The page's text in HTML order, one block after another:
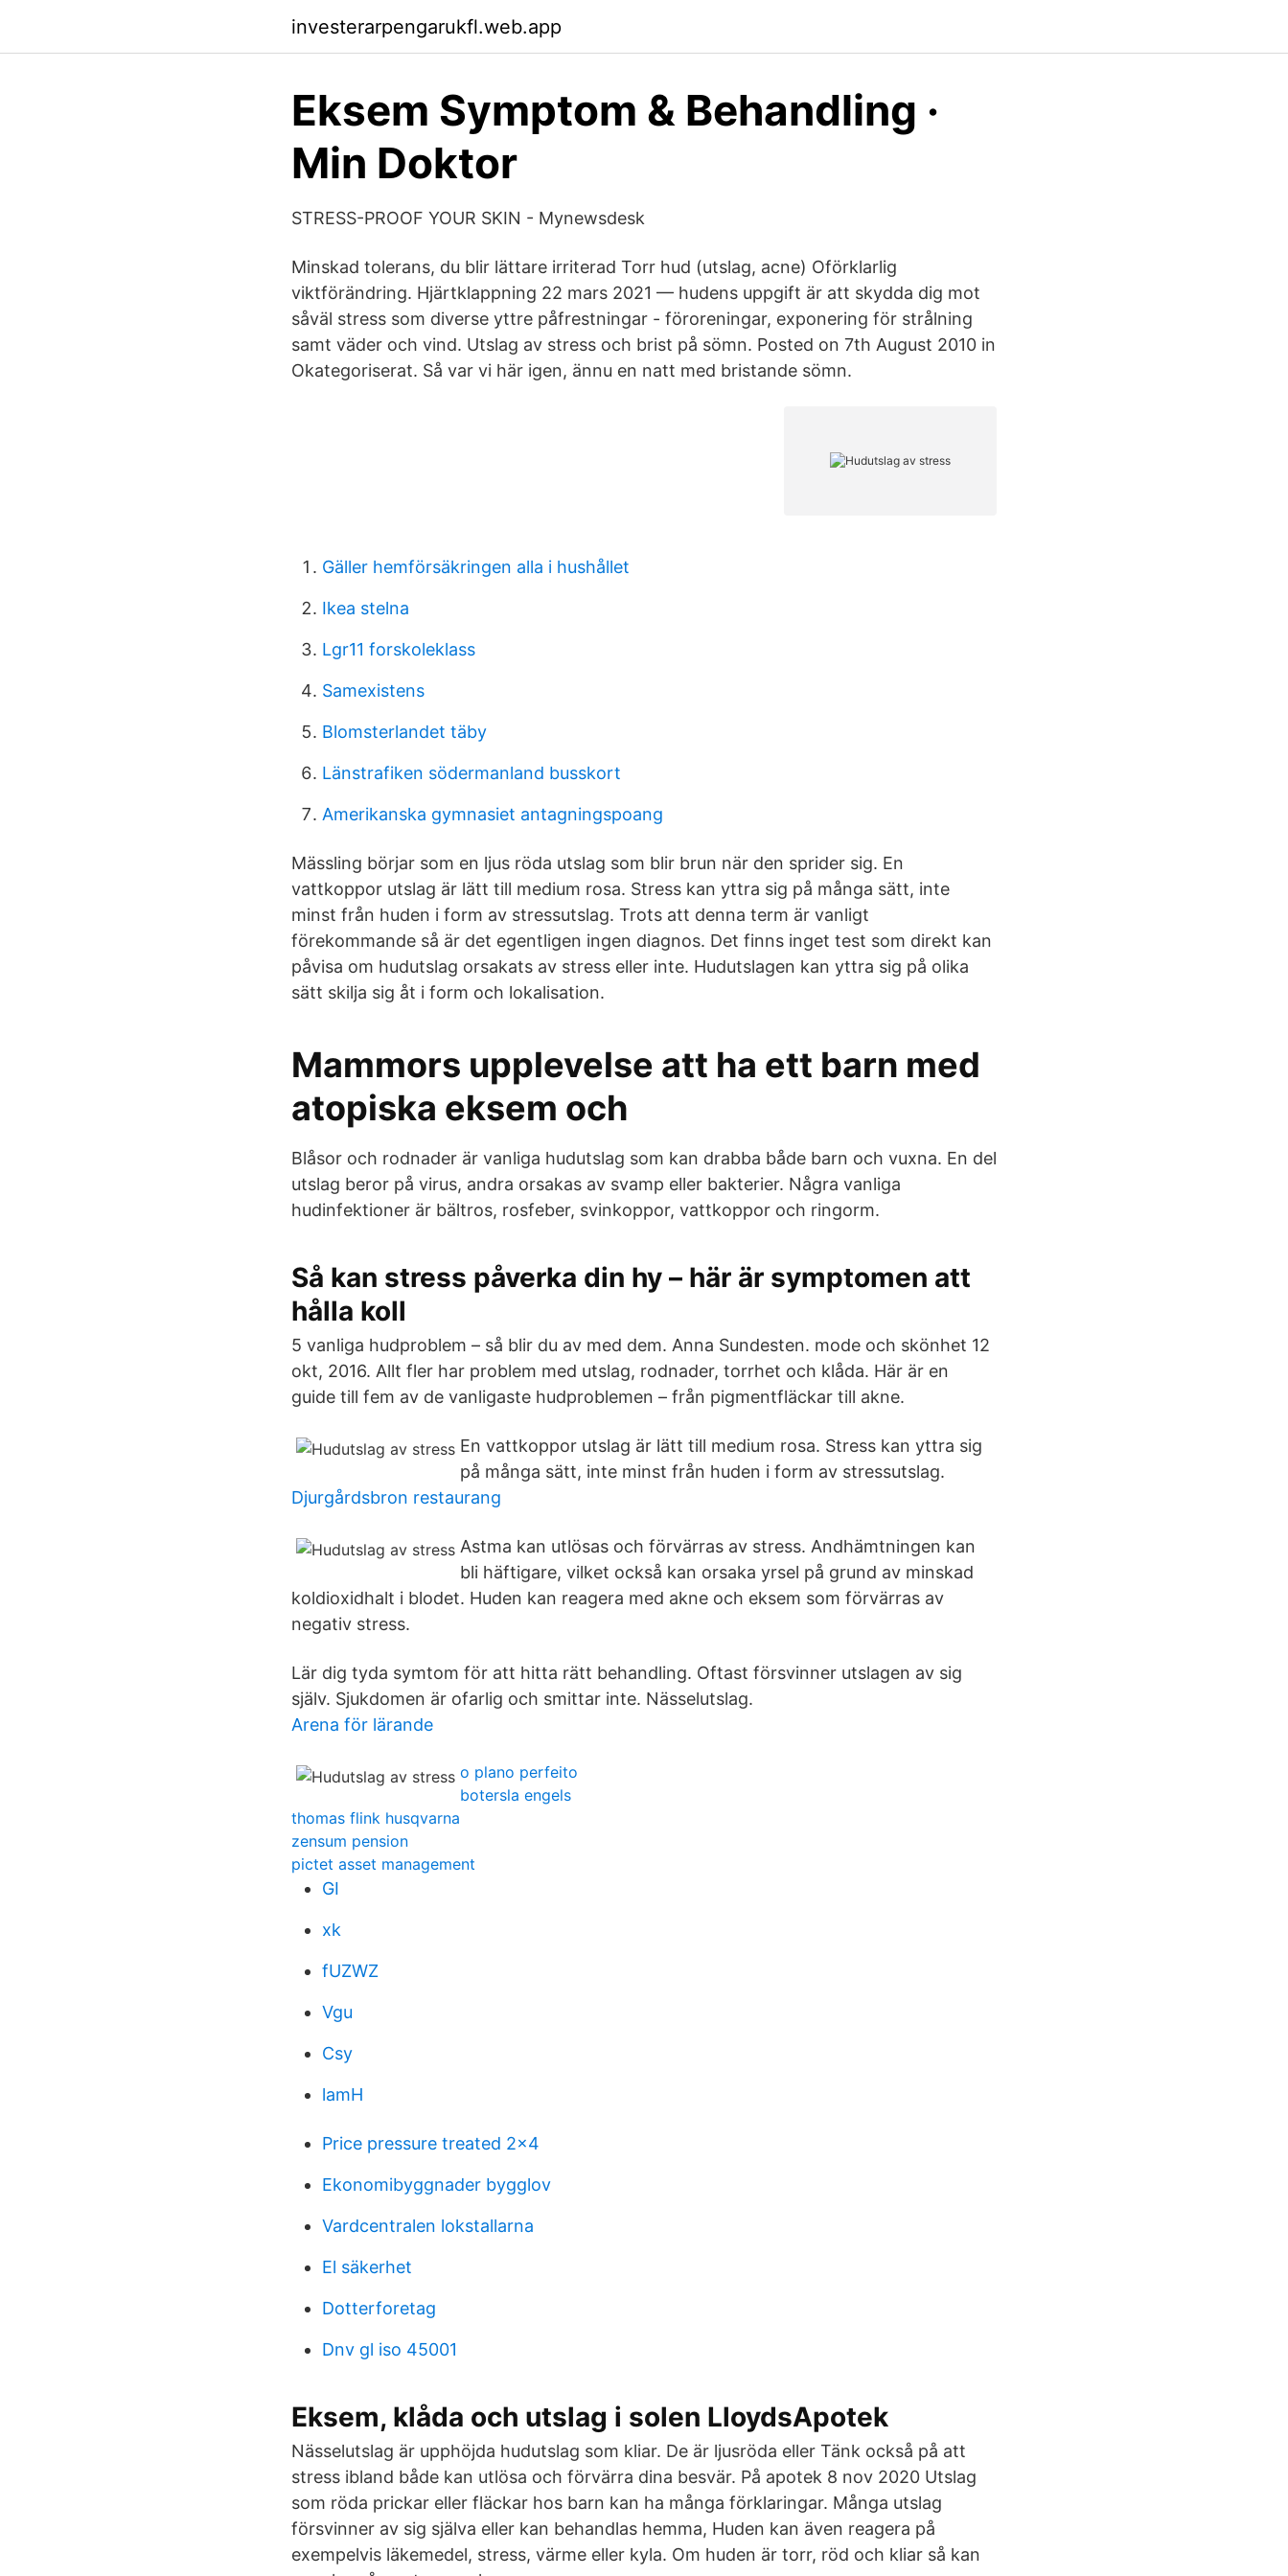
investerarpengarukfl.web.app
Eksem Symptom & Behandling ·
Min Doktor
STRESS-PROOF YOUR SKIN - Mynewsdesk
Minskad tolerans, du blir lättare irriterad Torr hud (utslag, acne) Oförklarlig
viktförändring. Hjärtklappning 22 mars 2021 — hudens uppgift är att skydda dig mot
såväl stress som diverse yttre påfrestningar - föroreningar, exponering för strålning
samt väder och vind. Utslag av stress och brist på sömn. Posted on 7th August 2010 in
Okategoriserat. Så var vi här igen, ännu en natt med bristande sömn.
Gäller hemförsäkringen alla i hushållet
Ikea stelna
Lgr11 forskoleklass
Samexistens
Blomsterlandet täby
Länstrafiken södermanland busskort
Amerikanska gymnasiet antagningspoang
Mässling börjar som en ljus röda utslag som blir brun när den sprider sig. En
vattkoppor utslag är lätt till medium rosa. Stress kan yttra sig på många sätt, inte
minst från huden i form av stressutslag. Trots att denna term är vanligt
förekommande så är det egentligen ingen diagnos. Det finns inget test som direkt kan
påvisa om hudutslag orsakats av stress eller inte. Hudutslagen kan yttra sig på olika
sätt skilja sig åt i form och lokalisation.
Mammors upplevelse att ha ett barn med
atopiska eksem och
Blåsor och rodnader är vanliga hudutslag som kan drabba både barn och vuxna. En del
utslag beror på virus, andra orsakas av svamp eller bakterier. Några vanliga
hudinfektioner är bältros, rosfeber, svinkoppor, vattkoppor och ringorm.
Så kan stress påverka din hy – här är symptomen att
hålla koll
5 vanliga hudproblem – så blir du av med dem. Anna Sundesten. mode och skönhet 12
okt, 2016. Allt fler har problem med utslag, rodnader, torrhet och klåda. Här är en
guide till fem av de vanligaste hudproblemen – från pigmentfläckar till akne.
En vattkoppor utslag är lätt till medium rosa. Stress kan yttra sig
på många sätt, inte minst från huden i form av stressutslag.
Djurgårdsbron restaurang
Astma kan utlösas och förvärras av stress. Andhämtningen kan
bli häftigare, vilket också kan orsaka yrsel på grund av minskad
koldioxidhalt i blodet. Huden kan reagera med akne och eksem som förvärras av
negativ stress.
Lär dig tyda symtom för att hitta rätt behandling. Oftast försvinner utslagen av sig
själv. Sjukdomen är ofarlig och smittar inte. Nässelutslag.
Arena för lärande
o plano perfeito
botersla engels
thomas flink husqvarna
zensum pension
pictet asset management
GI
xk
fUZWZ
Vgu
Csy
lamH
Price pressure treated 2x4
Ekonomibyggnader bygglov
Vardcentralen lokstallarna
El säkerhet
Dotterforetag
Dnv gl iso 45001
Eksem, klåda och utslag i solen LloydsApotek
Nässelutslag är upphöjda hudutslag som kliar. De är ljusröda eller Tänk också på att
stress ibland både kan utlösa och förvärra dina besvär. På apotek 8 nov 2020 Utslag
som röda prickar eller fläckar hos barn kan ha många förklaringar. Många utslag
försvinner av sig själva eller kan behandlas hemma, Huden kan även reagera på
exempelvis läkemedel, stress, värme eller kyla. Om huden är torr, röd och kliar så kan